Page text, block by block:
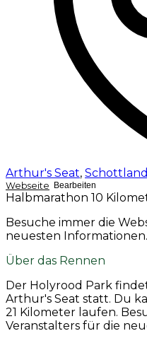
Arthur's Seat, Schottland
Webseite Bearbeiten
Halbmarathon 10
Besuche immer die
neuesten Informationen.
Über das Rennen
Der Holyrood Park
Arthur's Seat statt. Du
21 Kilometer laufen.
Veranstalters für die